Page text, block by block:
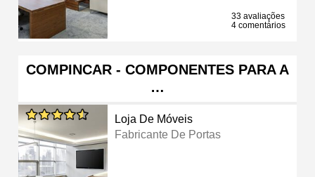
33 avaliações
4 comentários
COMPINCAR - COMPONENTES PARA A
…
Loja De Móveis
Fabricante De Portas